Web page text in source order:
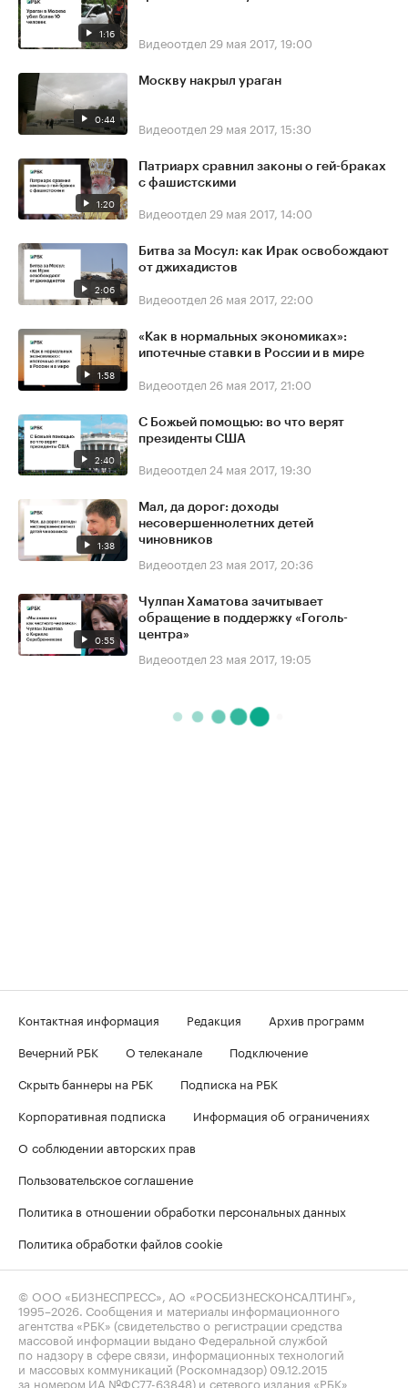
1:16 Видеоотдел 29 мая 2017, 19:00
0:44
Москву накрыл ураган
Видеоотдел 29 мая 2017, 15:30
1:20
Патриарх сравнил законы о гей-браках
с фашистскими
Видеоотдел 29 мая 2017, 14:00
2:06
Битва за Мосул: как Ирак освобождают
от джихадистов
Видеоотдел 26 мая 2017, 22:00
1:58
«Как в нормальных экономиках»:
ипотечные ставки в России и в мире
Видеоотдел 26 мая 2017, 21:00
2:40
С Божьей помощью: во что верят
президенты США
Видеоотдел 24 мая 2017, 19:30
1:38
Мал, да дорог: доходы
несовершеннолетних детей
чиновников
Видеоотдел 23 мая 2017, 20:36
0:55
Чулпан Хаматова зачитывает
обращение в поддержку «Гоголь-
центра»
Видеоотдел 23 мая 2017, 19:05
Контактная информация Редакция
Архив программ
Вечерний РБК
О телеканале
Подключение
Скрыть баннеры на РБК
Подписка на РБК
Корпоративная подписка
Информация об ограничениях
О соблюдении авторских прав
Пользовательское соглашение
Политика в отношении обработки персональных данных
Политика обработки файлов cookie
© ООО «БИЗНЕСПРЕСС», АО «РОСБИЗНЕСКОНСАЛТИНГ»,
1995–2026. Сообщения и материалы информационного
агентства «РБК» (свидетельство о регистрации средства
массовой информации выдано Федеральной службой
по надзору в сфере связи, информационных технологий
и массовых коммуникаций (Роскомнадзор) 09.12.2015
за номером ИА №ФС77-63848) и сетевого издания «РБК»